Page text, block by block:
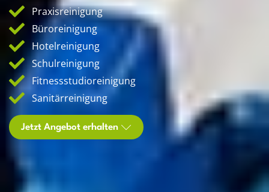
Praxisreinigung
Büroreinigung
Hotelreinigung
Schulreinigung
Fitnessstudioreinigung
Sanitärreinigung
Jetzt Angebot erhalten